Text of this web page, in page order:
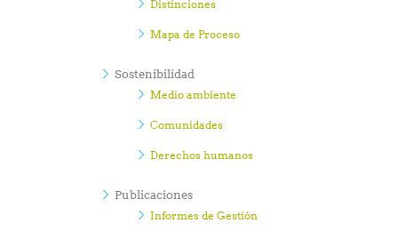
Distinciones
Mapa de Proceso
Sostenibilidad
Medio ambiente
Comunidades
Derechos humanos
Publicaciones
Informes de Gestión